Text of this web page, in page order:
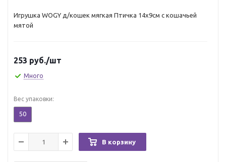
Игрушка WOGY д/кошек мягкая Птичка 14х9см с кошачьей
мятой
253 руб./шт
Много
Вес упаковки:
50
В корзину